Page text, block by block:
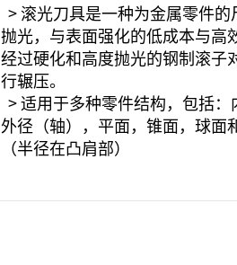
> 滚光刀具是一种为金属零件
抛光，与表面强化的低成本与高
经过硬化和高度抛光的钢制滚子
行辗压。
> 适用于多种零件结构，包括：
外径（轴），平面，锥面，球面
（半径在凸肩部）